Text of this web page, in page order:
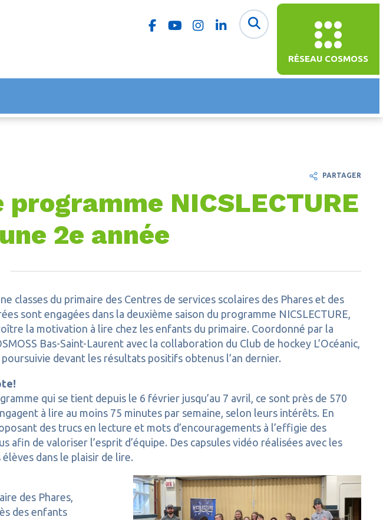
RÉSEAU COSMOSS
NICSLECTURE
2e année
classes du primaire des Centres de services scolaires des Phares et des
sont engagées dans la deuxième saison du programme NICSLECTURE,
la motivation à lire chez les enfants du primaire. Coordonné par la
Bas-Saint-Laurent avec la collaboration du Club de hockey L’Océanic,
devant les résultats positifs obtenus l’an dernier.
qui se tient depuis le 6 février jusqu’au 7 avril, ce sont près de 570
à lire au moins 75 minutes par semaine, selon leurs intérêts. En
des trucs en lecture et mots d’encouragements à l’effigie des
afin de valoriser l’esprit d’équipe. Des capsules vidéo réalisées avec les
dans le plaisir de lire.
des Phares,
des enfants
PARTAGER